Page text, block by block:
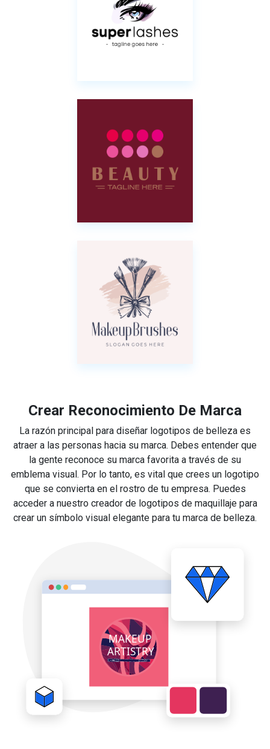
Crear Reconocimiento De Marca
La razón principal para diseñar logotipos de belleza es
atraer a las personas hacia su marca. Debes entender que
la gente reconoce su marca favorita a través de su
emblema visual. Por lo tanto, es vital que crees un logotipo
que se convierta en el rostro de tu empresa. Puedes
acceder a nuestro creador de logotipos de maquillaje para
crear un símbolo visual elegante para tu marca de belleza.